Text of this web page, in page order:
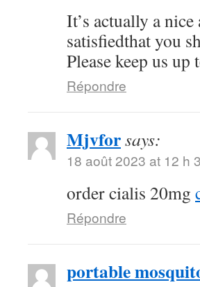
It’s actually a
satisfiedthat you
Please keep us
Répondre
Mjvforsays:
18 août 2023 at 12 h
order cialis 20mg
Répondre
portable